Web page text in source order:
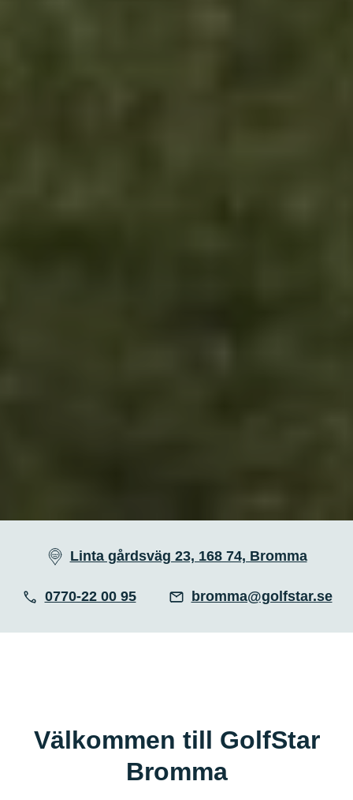
Linta gårdsväg 23, 168 74, Bromma
0770-22 00 95 bromma@golfstar.se
Välkommen till GolfStar
Bromma